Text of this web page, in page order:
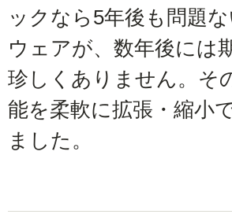
ックなら5年後も問題
ウェアが、数年後には
珍しくありません。そ
能を柔軟に拡張・縮小
ました。